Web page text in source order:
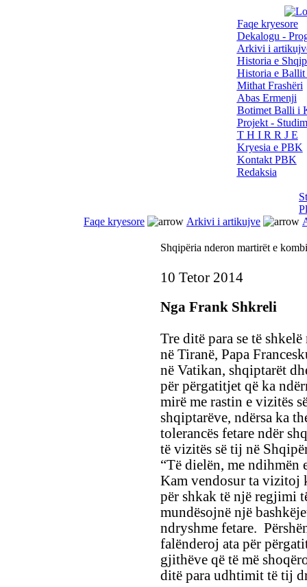
Faqe kryesore
Dekalogu -
Arkivi i
Historia e
Historia e Ballit
Mithat Frashëri
Abas Ermenji
Botimet Balli i
Projekt -
T H I R R J E
Kryesia e PBK
Kontakt PBK
Redaksia
Faqe kryesore
Arkivi i artikujve
Shqipëria nderon martirët e
10 Tetor 2014
Nga Frank Shkreli
Tre ditë para se të
në Tiranë, Papa
në Vatikan, shqiptarët
për përgatitjet që ka
mirë me rastin e vizitës
shqiptarëve, ndërsa ka
tolerancës fetare ndër
të vizitës së tij në
“Të dielën, me
Kam vendosur ta vizitoj
për shkak të një regjimi
mundësojnë një
ndryshme fetare.
falënderoj ata për
gjithëve që të më
ditë para udhtimit të tij